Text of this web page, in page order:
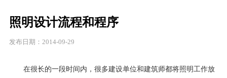
照明设计流程和程序
发布日期：2014-09-29
在很长的一段时间内，很多建设单位和建筑师都将照明工作放